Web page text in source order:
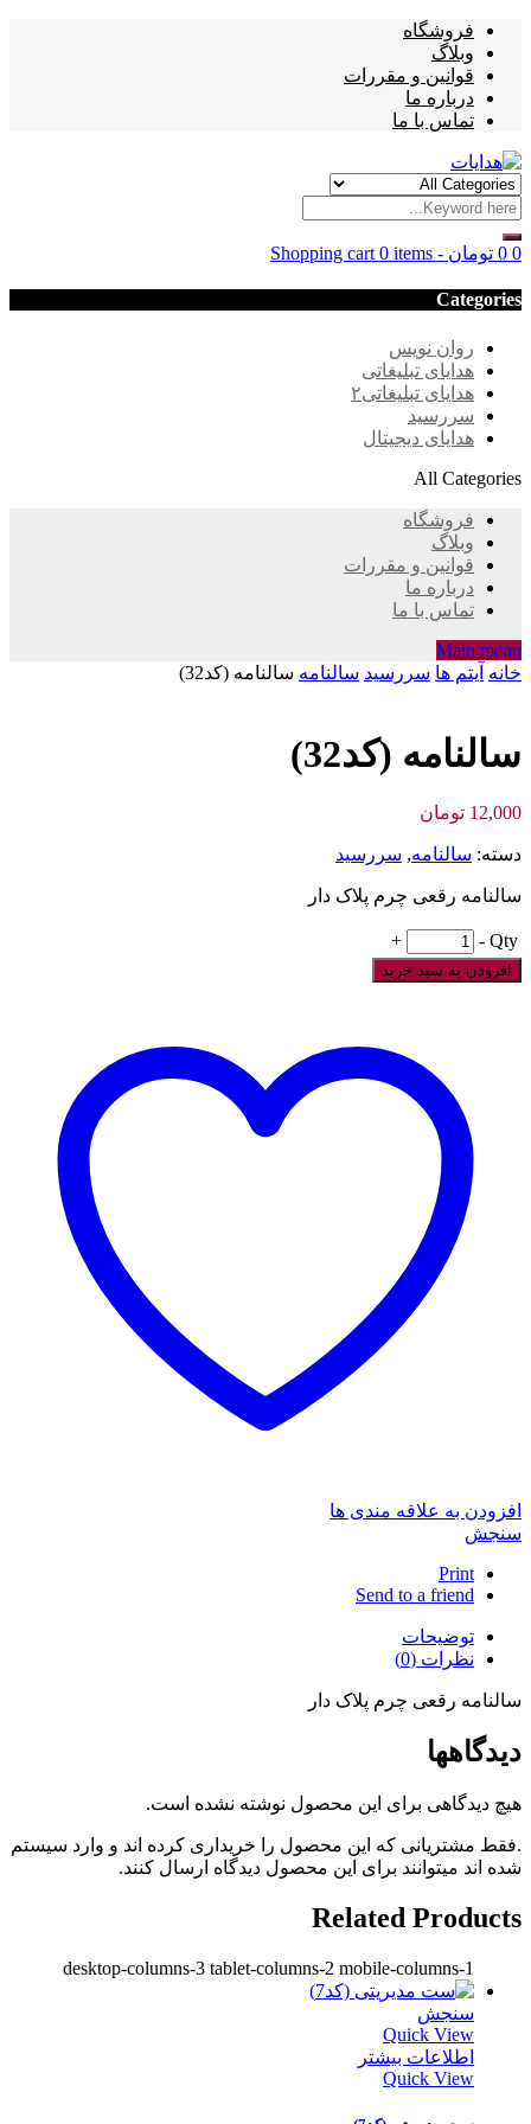
فروشگاه
وبلاگ
قوانین و مقررات
درباره ما
تماس با ما
Shopping cart 0 items - 0 تومان 0
Categories
روان نویس
هدایای تبلیغاتی
هدایای تبلیغاتی۲
سررسید
هدایای دیجیتال
All Categories
فروشگاه
وبلاگ
قوانین و مقررات
درباره ما
تماس با ما
Main menu
خانه آیتم ها سررسید سالنامه سالنامه (کد32)
سالنامه (کد32)
12,000 تومان
دسته: سالنامه, سررسید
سالنامه رقعی چرم پلاک دار
Qty
-
+
افزودن به سبد خرید
افزودن به علاقه مندی ها
سنجش
Print
Send to a friend
توضیحات
نظرات (0)
سالنامه رقعی چرم پلاک دار
دیدگاهها
هیچ دیدگاهی برای این محصول نوشته نشده است.
.فقط مشتریانی که این محصول را خریداری کرده اند و وارد سیستم
شده اند میتوانند برای این محصول دیدگاه ارسال کنند.
Related Products
desktop-columns-3 tablet-columns-2 mobile-columns-1
سنجش
Quick View
اطلاعات بیشتر
Quick View